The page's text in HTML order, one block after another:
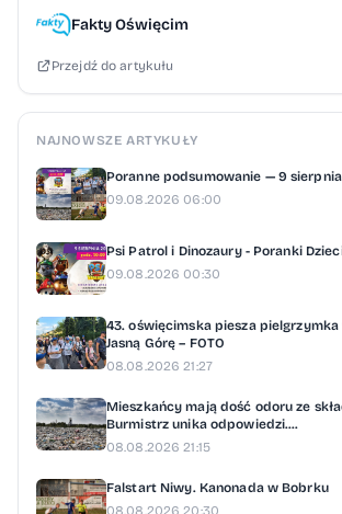
Fakty Oświęcim
Przejdź do artykułu
NAJNOWSZE ARTYKUŁY
Poranne podsumowanie — 9
09.08.2026 06:00
Psi Patrol i Dinozaury - Poranki
09.08.2026 00:30
43. oświęcimska piesza pielgrzymka
Jasną Górę – FOTO
08.08.2026 21:27
Mieszkańcy mają dość odoru ze
Burmistrz unika odpowiedzi....
08.08.2026 21:15
Falstart Niwy. Kanonada w Bobrku